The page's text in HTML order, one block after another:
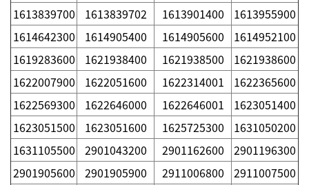
1613839700
1613839702 1613901400
1613955900
1614642300
1614905400 1614905600
1614952100
1619283600
1621938400 1621938500
1621938600
1622007900
1622051600 1622314001
1622365600
1622569300
1622646000 1622646001
1623051400
1623051500
1623051600 1625725300
1631050200
1631105500
2901043200 2901162600
2901196300
2901905600
2901905900 2911006800 2911007500